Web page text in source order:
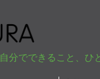
自分でできること、ひ